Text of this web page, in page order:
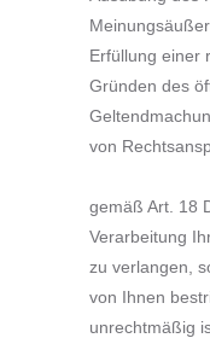
Erfüllung einer
Gründen des
von
gemäß Art. 18
Verarbeitung
zu verlangen,
von Ihnen
unrechtmäßig